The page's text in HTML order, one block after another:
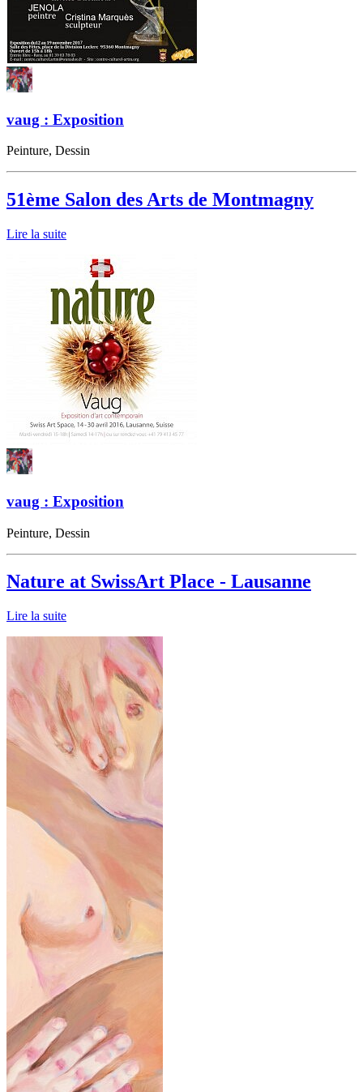
vaug : Exposition
Peinture, Dessin
51ème Salon des Arts de Montmagny
Lire la suite
vaug : Exposition
Peinture, Dessin
Nature at SwissArt Place - Lausanne
Lire la suite